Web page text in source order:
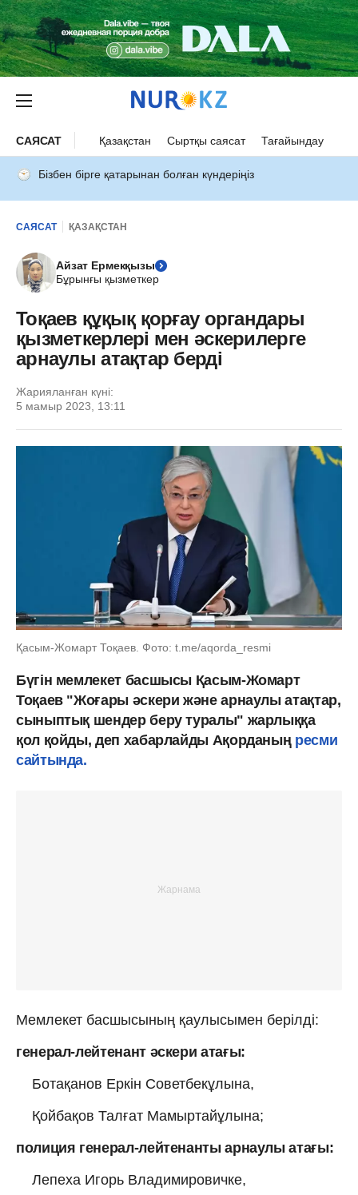
САЯСАТ Қазақстан Сыртқы саясат Тағайындау
Бізбен бірге қатарынан болған күндеріңіз
САЯСАТ ҚАЗАҚСТАН
Айзат Ермекқызы
Бұрынғы қызметкер
Тоқаев құқық қорғау органдары
қызметкерлері мен әскерилерге
арнаулы атақтар берді
Жарияланған күні:
5 мамыр 2023, 13:11
Қасым-Жомарт Тоқаев. Фото: t.me/aqorda_resmi
Бүгін мемлекет басшысы Қасым-Жомарт
Тоқаев "Жоғары әскери және арнаулы атақтар,
сыныптық шендер беру туралы" жарлыққа
қол қойды, деп хабарлайды Ақорданың ресми
сайтында.
Мемлекет басшысының қаулысымен берілді:
генерал-лейтенант әскери атағы:
Ботақанов Еркін Советбекұлына,
Қойбақов Талғат Мамыртайұлына;
полиция генерал-лейтенанты арнаулы атағы:
Лепеха Игорь Владимировичке,